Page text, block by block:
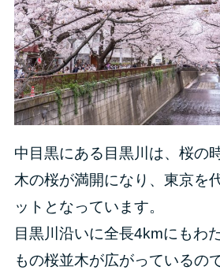
中目黒にある目黒川は、桜の
木の桜が満開になり、東京を
ットとなっています。
目黒川沿いに全長4kmにもわ
もの桜並木が広がっているの